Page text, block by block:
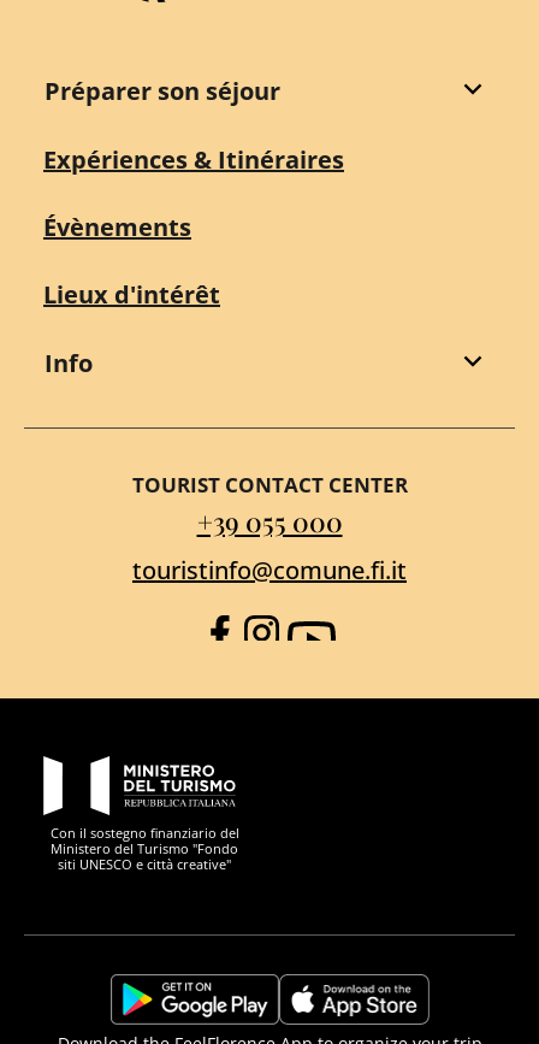
Préparer son séjour
Expériences & Itinéraires
Évènements
Lieux d'intérêt
Info
TOURIST CONTACT CENTER
+39 055 000
touristinfo@comune.fi.it
Facebook
Instagram
YouTube
Con il sostegno finanziario del
Ministero del Turismo "Fondo
siti UNESCO e città creative"
https://play.google.com/store/apps/details?
https://apps.apple.com/it/app/